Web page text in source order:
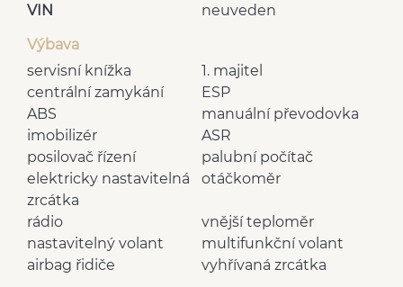
VIN
neuveden
Výbava
1. majitel
servisní knížka
ESP
centrální zamykání
manuální převodovka
ABS
ASR
imobilizér
palubní počítač
posilovač řízení
otáčkoměr
elektricky nastavitelná
zrcátka
vnější teploměr
rádio
multifunkční volant
nastavitelný volant
vyhřívaná zrcátka
airbag řidiče